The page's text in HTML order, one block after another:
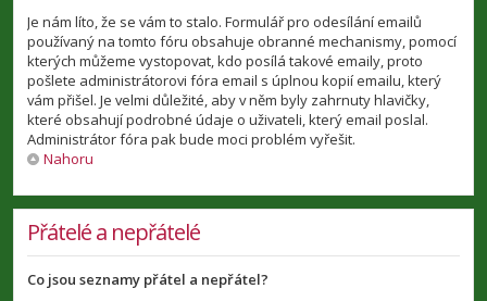
Je nám líto, že se vám to stalo. Formulář pro odesílání emailů
používaný na tomto fóru obsahuje obranné mechanismy, pomocí
kterých můžeme vystopovat, kdo posílá takové emaily, proto
pošlete administrátorovi fóra email s úplnou kopií emailu, který
vám přišel. Je velmi důležité, aby v něm byly zahrnuty hlavičky,
které obsahují podrobné údaje o uživateli, který email poslal.
Administrátor fóra pak bude moci problém vyřešit.
Nahoru
Přátelé a nepřátelé
Co jsou seznamy přátel a nepřátel?